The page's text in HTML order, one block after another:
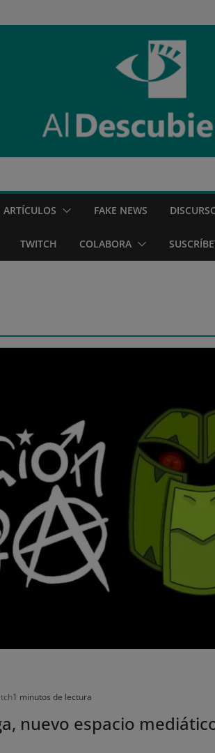
ARTÍCULOS FAKE NEWS
TWITCH COLABORA
1 minutos de lectura
nuevo espacio